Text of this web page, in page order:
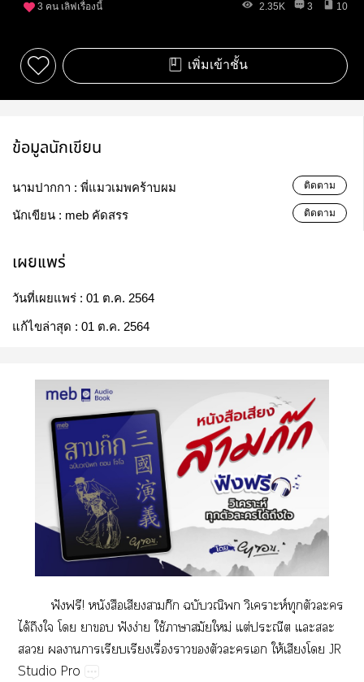
3 คน เลิฟเรื่องนี้ 2.35K 3 10
เพิ่มเข้าชั้น
ข้อมูลนักเขียน
นามปากกา : พี่แมวเมพคร้าบผม ติดตาม
นักเขียน : meb คัดสรร ติดตาม
เผยแพร่
วันที่เผยแพร่ : 01 ต.ค. 2564
แก้ไขล่าสุด : 01 ต.ค. 2564
ฟั​ฟ!​​​​ก๊​​​ห์​​​​
ได้​​​​​​ฟั​ง่​ใช้​​​ม่​ต่​​​​
​​​​​​ื่​​​​​​ให้​​​JR​
Studio​Pro